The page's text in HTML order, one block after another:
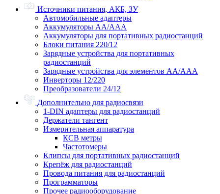
Источники питания, АКБ, ЗУ
Автомобильные адаптеры
Аккумуляторы АА/ААА
Аккумуляторы для портативных радиостанций
Блоки питания 220/12
Зарядные устройства для портативных
радиостанций
Зарядные устройства для элементов АА/ААА
Инверторы 12/220
Преобразователи 24/12
Дополнительно для радиосвязи
1-DIN адаптеры для радиостанций
Держатели тангент
Измерительная аппаратура
КСВ метры
Частотомеры
Клипсы для портативных радиостанций
Крепёж для радиостанций
Провода питания для радиостанций
Программаторы
Прочее радиооборудование